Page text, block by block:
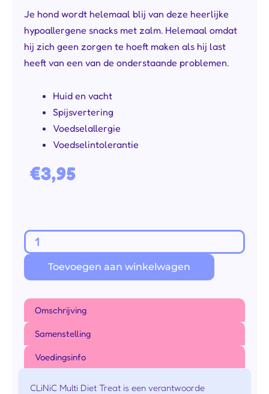
Je hond wordt helemaal blij van deze heerlijke
hypoallergene snacks met zalm. Helemaal omdat
hij zich geen zorgen te hoeft maken als hij last
heeft van een van de onderstaande problemen.
Huid en vacht
Spijsvertering
Voedselallergie
Voedselintolerantie
€3,95
Multi
Diet
Snack
Gehydrolyseerde
Zalm
150g
aantal
Toevoegen aan winkelwagen
Omschrijving
Samenstelling
Voedingsinfo
CLiNiC Multi Diet Treat is een verantwoorde